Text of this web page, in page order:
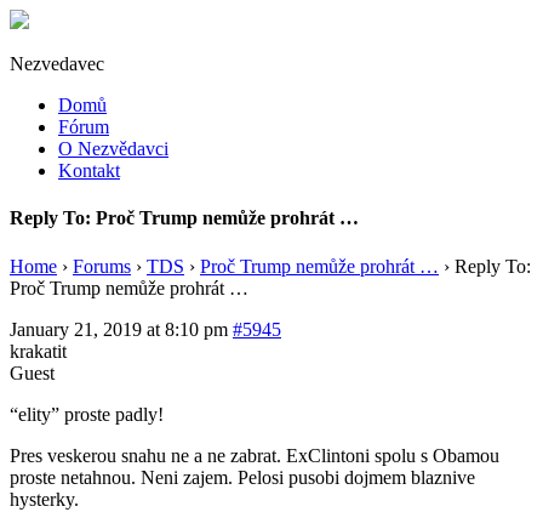
Nezvedavec
Domů
Fórum
O Nezvědavci
Kontakt
Reply To: Proč Trump nemůže prohrát …
Home › Forums › TDS › Proč Trump nemůže prohrát … › Reply To:
Proč Trump nemůže prohrát …
January 21, 2019 at 8:10 pm #5945
krakatit
Guest
“elity” proste padly!
Pres veskerou snahu ne a ne zabrat. ExClintoni spolu s Obamou
proste netahnou. Neni zajem. Pelosi pusobi dojmem blaznive
hysterky.